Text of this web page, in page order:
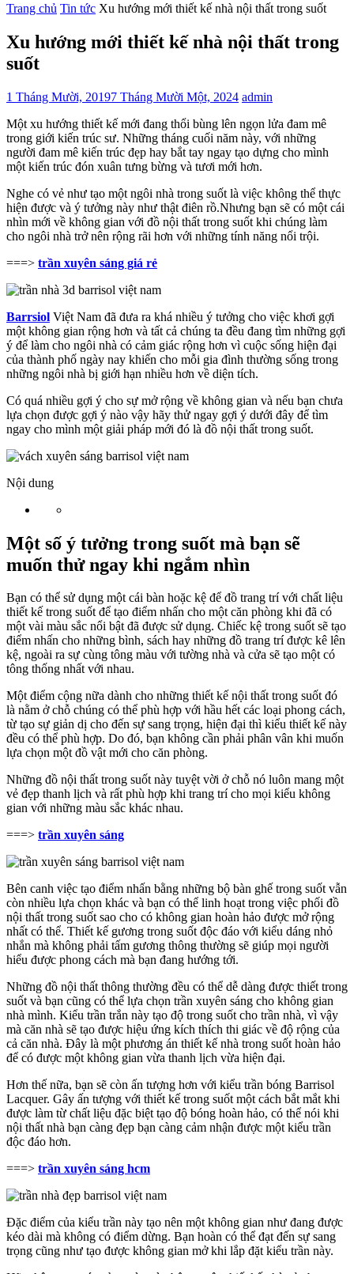
Trang chủ Tin tức Xu hướng mới thiết kế nhà nội thất trong suốt
Xu hướng mới thiết kế nhà nội thất trong
suốt
1 Tháng Mười, 20197 Tháng Mười Một, 2024 admin
Một xu hướng thiết kế mới đang thổi bùng lên ngọn lửa đam mê
trong giới kiến trúc sư. Những tháng cuối năm này, với những
người đam mê kiến trúc đẹp hay bắt tay ngay tạo dựng cho mình
một kiến trúc đón xuân tưng bừng và tươi mới hơn.
Nghe có vẻ như tạo một ngôi nhà trong suốt là việc không thể thực
hiện được và ý tưởng này như thật điên rồ.Nhưng bạn sẽ có một cái
nhìn mới về không gian với đồ nội thất trong suốt khi chúng làm
cho ngôi nhà trở nên rộng rãi hơn với những tính năng nổi trội.
===> trần xuyên sáng giá rẻ
Barrsiol Việt Nam đã đưa ra khá nhiều ý tưởng cho việc khơi gợi
một không gian rộng hơn và tất cả chúng ta đều đang tìm những gợi
ý để làm cho ngôi nhà có cảm giác rộng hơn vì cuộc sống hiện đại
của thành phố ngày nay khiến cho mỗi gia đình thường sống trong
những ngôi nhà bị giới hạn nhiều hơn về diện tích.
Có quá nhiều gợi ý cho sự mở rộng về không gian và nếu bạn chưa
lựa chọn được gợi ý nào vậy hãy thử ngay gợi ý dưới đây để tìm
ngay cho mình một giải pháp mới đó là đồ nội thất trong suốt.
Nội dung
Một số ý tưởng trong suốt mà bạn sẽ
muốn thử ngay khi ngắm nhìn
Bạn có thể sử dụng một cái bàn hoặc kệ để đồ trang trí với chất liệu
thiết kế trong suốt để tạo điểm nhấn cho một căn phòng khi đã có
một vài màu sắc nổi bật đã được sử dụng. Chiếc kệ trong suốt sẽ tạo
điểm nhấn cho những bình, sách hay những đồ trang trí được kê lên
kệ, ngoài ra sự cùng tông màu với tường nhà và cửa sẽ tạo một có
tông thống nhất với nhau.
Một điểm cộng nữa dành cho những thiết kế nội thất trong suốt đó
là nằm ở chỗ chúng có thể phù hợp với hầu hết các loại phong cách,
từ tạo sự giản dị cho đến sự sang trọng, hiện đại thì kiểu thiết kế này
đều có thể phù hợp. Do đó, bạn không cần phải phân vân khi muốn
lựa chọn một đồ vật mới cho căn phòng.
Những đồ nội thất trong suốt này tuyệt vời ở chỗ nó luôn mang một
vẻ đẹp thanh lịch và rất phù hợp khi trang trí cho mọi kiểu không
gian với những màu sắc khác nhau.
===> trần xuyên sáng
Bên canh việc tạo điểm nhấn bằng những bộ bàn ghế trong suốt vẫn
còn nhiều lựa chọn khác và bạn có thể linh hoạt trong việc phối đồ
nội thất trong suốt sao cho có không gian hoàn hảo được mở rộng
nhất có thể. Thiết kế gương trong suốt độc đáo với kiểu dáng nhỏ
nhắn mà không phải tấm gương thông thường sẽ giúp mọi người
hiểu được phong cách mà bạn đang hướng tới.
Những đồ nội thất thông thường đều có thể dễ dàng được thiết trong
suốt và bạn cũng có thể lựa chọn trần xuyên sáng cho không gian
nhà mình. Kiểu trần trắn này tạo độ trong suốt cho trần nhà, vì vậy
mà căn nhà sẽ tạo được hiệu ứng kích thích thi giác về độ rộng của
cả căn nhà. Đây là một phương án thiết kế nhà trong suốt hoàn hảo
để có được một không gian vừa thanh lịch vừa hiện đại.
Hơn thế nữa, bạn sẽ còn ấn tượng hơn với kiểu trần bóng Barrisol
Lacquer. Gây ấn tượng với thiết kế trong suốt một cách bắt mắt khi
được làm từ chất liệu đặc biệt tạo độ bóng hoàn hảo, có thể nói khi
nội thất nhà bạn càng đẹp bạn càng cảm nhận được một kiểu trần
độc đáo hơn.
===> trần xuyên sáng hcm
Đặc điểm của kiểu trần này tạo nên một không gian như đang được
kéo dài mà không có điểm dừng. Bạn hoàn có thể đạt đến sự sang
trọng cũng như tạo được không gian mở khi lắp đặt kiểu trần này.